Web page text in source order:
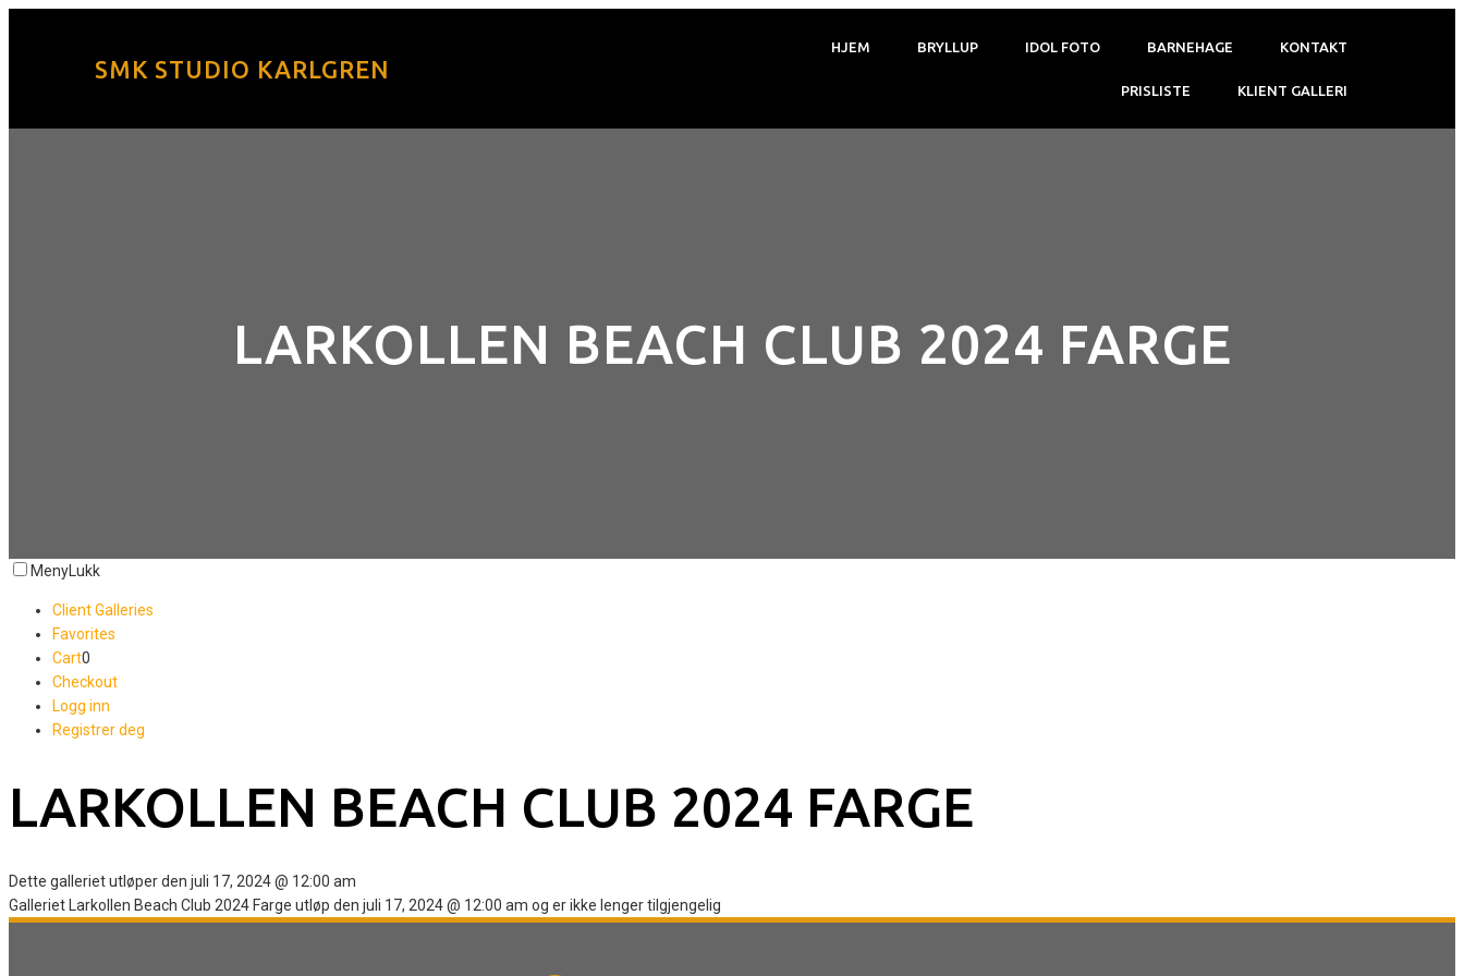
SMK STUDIO KARLGREN
HJEM BRYLLUP IDOL FOTO BARNEHAGE KONTAKT
PRISLISTE KLIENT GALLERI
LARKOLLEN BEACH CLUB 2024 FARGE
Meny Lukk
Client Galleries
Favorites
Cart0
Checkout
Logg inn
Registrer deg
LARKOLLEN BEACH CLUB 2024 FARGE
Dette galleriet utløper den juli 17, 2024 @ 12:00 am
Galleriet Larkollen Beach Club 2024 Farge utløp den juli 17, 2024 @ 12:00 am og er ikke lenger tilgjengelig